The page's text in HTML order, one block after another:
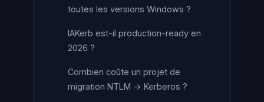
toutes les versions Windows ?
IAKerb est-il production-ready en
2026 ?
Combien coûte un projet de
migration NTLM → Kerberos ?